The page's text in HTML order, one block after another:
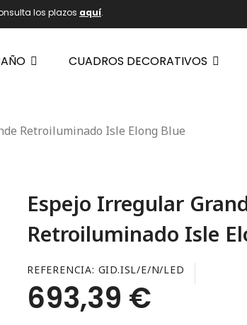
los plazos aquí.
CUADROS DECORATIVOS
Retroiluminado Isle Elong Blue
Espejo Irregular
Retroiluminado Isle
REFERENCIA GID.ISL/E/N/LED
693,39 €